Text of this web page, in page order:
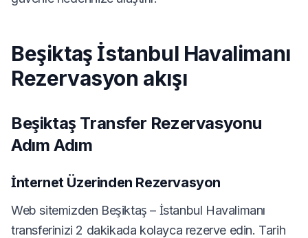
Beşiktaş İstanbul Havalimanı
Rezervasyon akışı
Beşiktaş Transfer Rezervasyonu
Adım Adım
İnternet Üzerinden Rezervasyon
Web sitemizden Beşiktaş – İstanbul Havalimanı
transferinizi 2 dakikada kolayca rezerve edin. Tarih